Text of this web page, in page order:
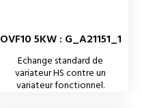
OVF10 5KW : G_A21151_1
Echange standard de
variateur HS contre un
variateur fonctionnel.